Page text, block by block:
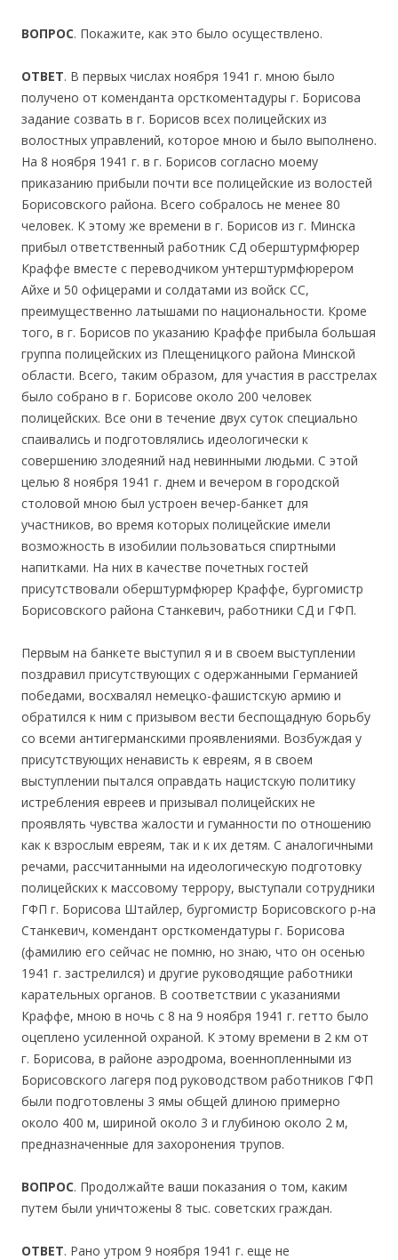
ВОПРОС. Покажите, как это было осуществлено.
ОТВЕТ. В первых числах ноября 1941 г. мною было
получено от коменданта орсткоментадуры г. Борисова
задание созвать в г. Борисов всех полицейских из
волостных управлений, которое мною и было выполнено.
На 8 ноября 1941 г. в г. Борисов согласно моему
приказанию прибыли почти все полицейские из волостей
Борисовского района. Всего собралось не менее 80
человек. К этому же времени в г. Борисов из г. Минска
прибыл ответственный работник СД оберштурмфюрер
Краффе вместе с переводчиком унтерштурмфюрером
Айхе и 50 офицерами и солдатами из войск СС,
преимущественно латышами по национальности. Кроме
того, в г. Борисов по указанию Краффе прибыла большая
группа полицейских из Плещеницкого района Минской
области. Всего, таким образом, для участия в расстрелах
было собрано в г. Борисове около 200 человек
полицейских. Все они в течение двух суток специально
спаивались и подготовлялись идеологически к
совершению злодеяний над невинными людьми. С этой
целью 8 ноября 1941 г. днем и вечером в городской
столовой мною был устроен вечер-банкет для
участников, во время которых полицейские имели
возможность в изобилии пользоваться спиртными
напитками. На них в качестве почетных гостей
присутствовали оберштурмфюрер Краффе, бургомистр
Борисовского района Станкевич, работники СД и ГФП.
Первым на банкете выступил я и в своем выступлении
поздравил присутствующих с одержанными Германией
победами, восхвалял немецко-фашистскую армию и
обратился к ним с призывом вести беспощадную борьбу
со всеми антигерманскими проявлениями. Возбуждая у
присутствующих ненависть к евреям, я в своем
выступлении пытался оправдать нацистскую политику
истребления евреев и призывал полицейских не
проявлять чувства жалости и гуманности по отношению
как к взрослым евреям, так и к их детям. С аналогичными
речами, рассчитанными на идеологическую подготовку
полицейских к массовому террору, выступали сотрудники
ГФП г. Борисова Штайлер, бургомистр Борисовского р-на
Станкевич, комендант орсткомендатуры г. Борисова
(фамилию его сейчас не помню, но знаю, что он осенью
1941 г. застрелился) и другие руководящие работники
карательных органов. В соответствии с указаниями
Краффе, мною в ночь с 8 на 9 ноября 1941 г. гетто было
оцеплено усиленной охраной. К этому времени в 2 км от
г. Борисова, в районе аэродрома, военнопленными из
Борисовского лагеря под руководством работников ГФП
были подготовлены 3 ямы общей длиною примерно
около 400 м, шириной около 3 и глубиною около 2 м,
предназначенные для захоронения трупов.
ВОПРОС. Продолжайте ваши показания о том, каким
путем были уничтожены 8 тыс. советских граждан.
ОТВЕТ. Рано утром 9 ноября 1941 г. еще не